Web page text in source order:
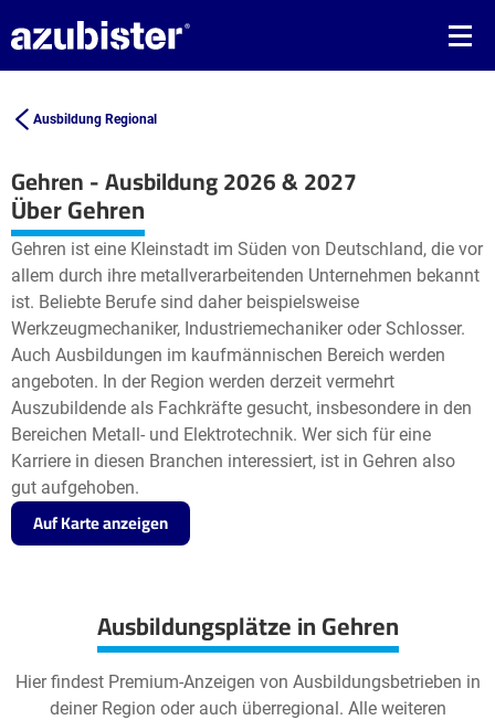
Ausbildung Regional
Gehren - Ausbildung 2026 & 2027
+
−
Leaflet| ©OpenStreetMap2
Über Gehren
Gehren ist eine Kleinstadt im Süden von Deutschland, die vor
allem durch ihre metallverarbeitenden Unternehmen bekannt
ist. Beliebte Berufe sind daher beispielsweise
Werkzeugmechaniker, Industriemechaniker oder Schlosser.
Auch Ausbildungen im kaufmännischen Bereich werden
angeboten. In der Region werden derzeit vermehrt
Auszubildende als Fachkräfte gesucht, insbesondere in den
Bereichen Metall- und Elektrotechnik. Wer sich für eine
Karriere in diesen Branchen interessiert, ist in Gehren also
gut aufgehoben.
Auf Karte anzeigen
Ausbildungsplätze in Gehren
Hier findest Premium-Anzeigen von Ausbildungsbetrieben in
deiner Region oder auch überregional. Alle weiteren